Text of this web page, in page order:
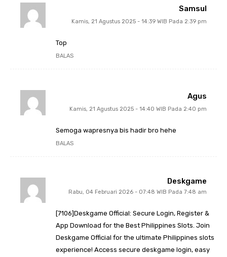
Samsul
Kamis, 21 Agustus 2025 - 14:39 WIB Pada 2:39 pm
Top
BALAS
Agus
Kamis, 21 Agustus 2025 - 14:40 WIB Pada 2:40 pm
Semoga wapresnya bis hadir bro hehe
BALAS
Deskgame
Rabu, 04 Februari 2026 - 07:48 WIB Pada 7:48 am
[7106]Deskgame Official: Secure Login, Register &
App Download for the Best Philippines Slots. Join
Deskgame Official for the ultimate Philippines slots
experience! Access secure deskgame login, easy